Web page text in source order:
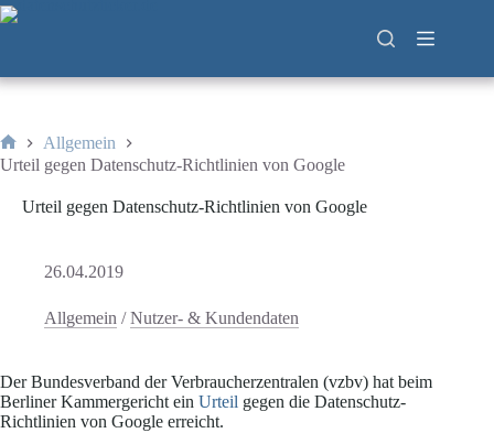
Zum
Inhalt
Start
Allgemein
Urteil gegen Datenschutz-Richtlinien von Google
Urteil gegen Datenschutz-Richtlinien von Google
26.04.2019
Allgemein /Nutzer- & Kundendaten
Der Bundesverband der Verbraucherzentralen (vzbv) hat beim
Berliner Kammergericht ein Urteil gegen die Datenschutz-
Richtlinien von Google erreicht.